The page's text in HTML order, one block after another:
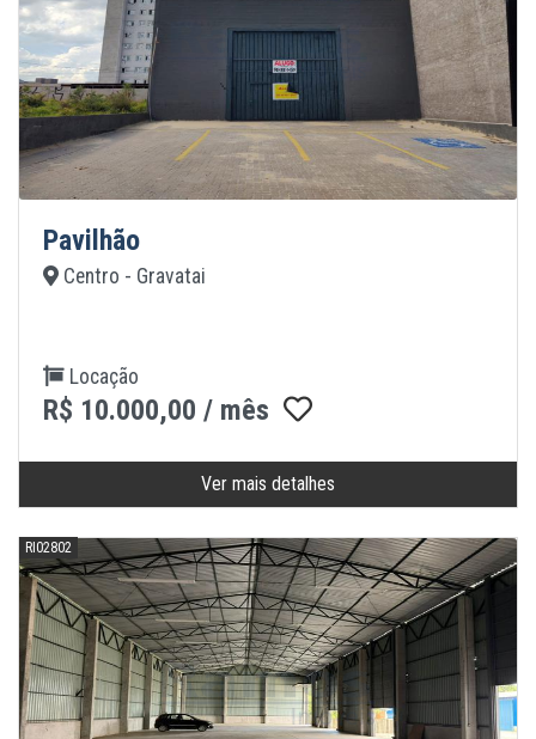
Pavilhão
Centro - Gravatai
Locação
R$ 10.000,00 / mês
Ver mais detalhes
RI02802